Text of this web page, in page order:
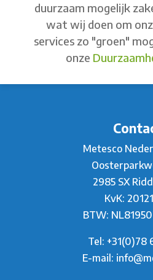
duurzaam mogelijk
wat wij doen om
services zo "groen"
onze
Metesco
2985 SX
KvK:
BTW:
Tel: +31(0)78
E-mail: